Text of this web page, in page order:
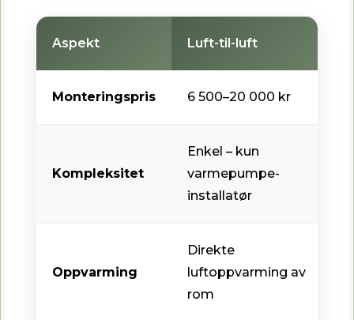
Aspekt Luft-til-luft
Monteringspris 6 500–20 000 kr
Kompleksitet
Enkel – kun
varmepumpe-
installatør
Oppvarming
Direkte
luftoppvarming av
rom